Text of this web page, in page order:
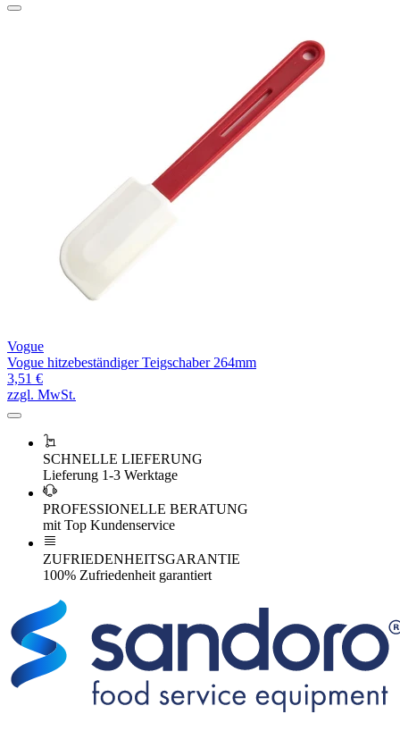
Vogue
Vogue hitzebeständiger Teigschaber 264mm
3,51 €
zzgl. MwSt.
SCHNELLE LIEFERUNG
Lieferung 1-3 Werktage
PROFESSIONELLE BERATUNG
mit Top Kundenservice
ZUFRIEDENHEITSGARANTIE
100% Zufriedenheit garantiert